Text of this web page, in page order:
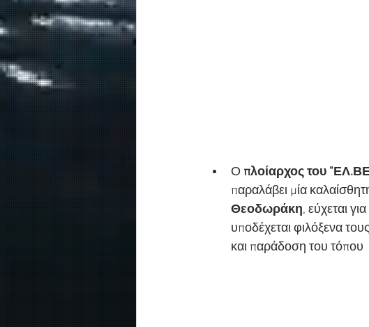
Ο πλοίαρχος του
παραλάβει μία
Θεοδωράκη, εύχεται
υποδέχεται φιλόξενα
και παράδοση του τόπου